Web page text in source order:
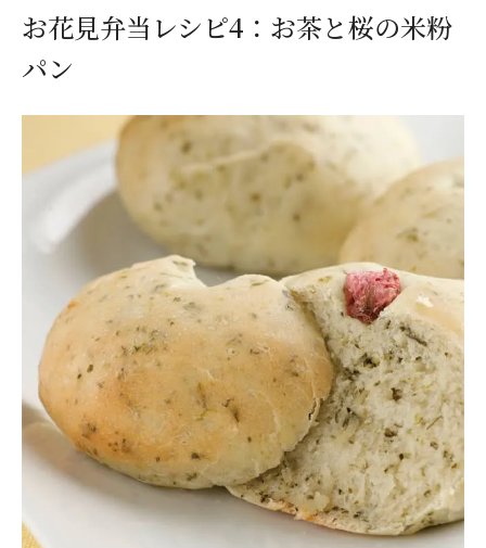
お花見弁当レシピ4：お茶と桜の米粉
パン